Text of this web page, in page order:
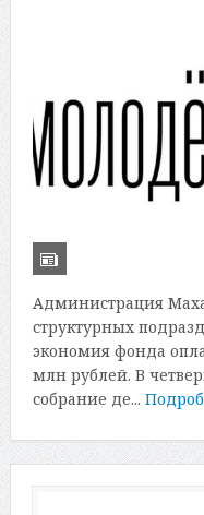
Администрация
структурных
экономия фонда
млн рублей. В
собрание де...